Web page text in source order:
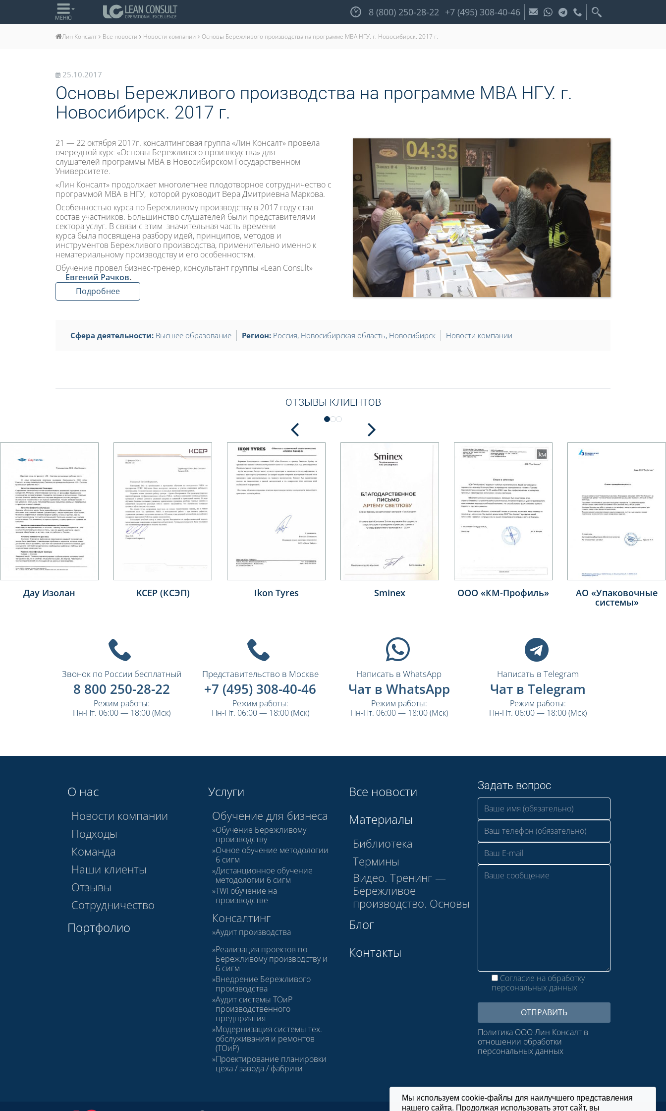
8 (800) 250-28-22 +7 (495) 308-40-46
Лин Консалт Все новости Новости компании Основы Бережливого производства на программе МВА НГУ. г. Новосибирск. 2017 г.
25.10.2017
Основы Бережливого производства на программе МВА НГУ. г.
Новосибирск. 2017 г.
21 — 22 октября 2017г. консалтинговая группа «Лин Консалт» провела
очередной курс «Основы Бережливого производства» для
слушателей программы МВА в Новосибирском Государственном
Университете.
«Лин Консалт» продолжает многолетнее плодотворное сотрудничество с
программой МВА в НГУ, которой руководит Вера Дмитриевна Маркова.
Особенностью курса по Бережливому производству в 2017 году стал
состав участников. Большинство слушателей были представителями
сектора услуг. В связи с этим значительная часть времени
курса была посвящена разбору идей, принципов, методов и
инструментов Бережливого производства, применительно именно к
нематериальному производству и его особенностям.
Обучение провел бизнес-тренер, консультант группы «Lean Consult»
— Евгений Рачков.
Подробнее
Сфера деятельности: Высшее образование Регион: Россия, Новосибирская область, Новосибирск Новости компании
ОТЗЫВЫ КЛИЕНТОВ
Изолан KCEP (КСЭП) Ikon Tyres Sminex ООО «КМ-Профиль» АО «Упаковочные
системы»
Звонок по России бесплатный
8 800 250-28-22
Режим работы:
Пн-Пт. 06:00 — 18:00 (Мск)
Представительство в Москве
+7 (495) 308-40-46
Режим работы:
Пн-Пт. 06:00 — 18:00 (Мск)
Написать в WhatsApp
Чат в WhatsApp
Режим работы:
Пн-Пт. 06:00 — 18:00 (Мск)
Написать в Telegram
Чат в Telegram
Режим работы:
Пн-Пт. 06:00 — 18:00 (Мск)
О нас
Новости компании
Подходы
Команда
Наши клиенты
Отзывы
Сотрудничество
Портфолио
Услуги
Обучение для бизнеса
Обучение Бережливому
производству
Очное обучение методологии
6 сигм
Дистанционное обучение
методологии 6 сигм
TWI обучение на
производстве
Консалтинг
Аудит производства
Реализация проектов по
Бережливому производству и
6 сигм
Внедрение Бережливого
производства
Аудит системы ТОиР
производственного
предприятия
Модернизация системы тех.
обслуживания и ремонтов
(ТОиР)
Проектирование планировки
цеха / завода / фабрики
Все новости
Материалы
Библиотека
Термины
Видео. Тренинг —
Бережливое
производство. Основы
Блог
Контакты
Задать вопрос
Согласие на обработку
персональных данных
Политика ООО Лин Консалт в
отношении обработки
персональных данных
Мы используем cookie-файлы для наилучшего представления
нашего сайта. Продолжая использовать этот сайт, вы